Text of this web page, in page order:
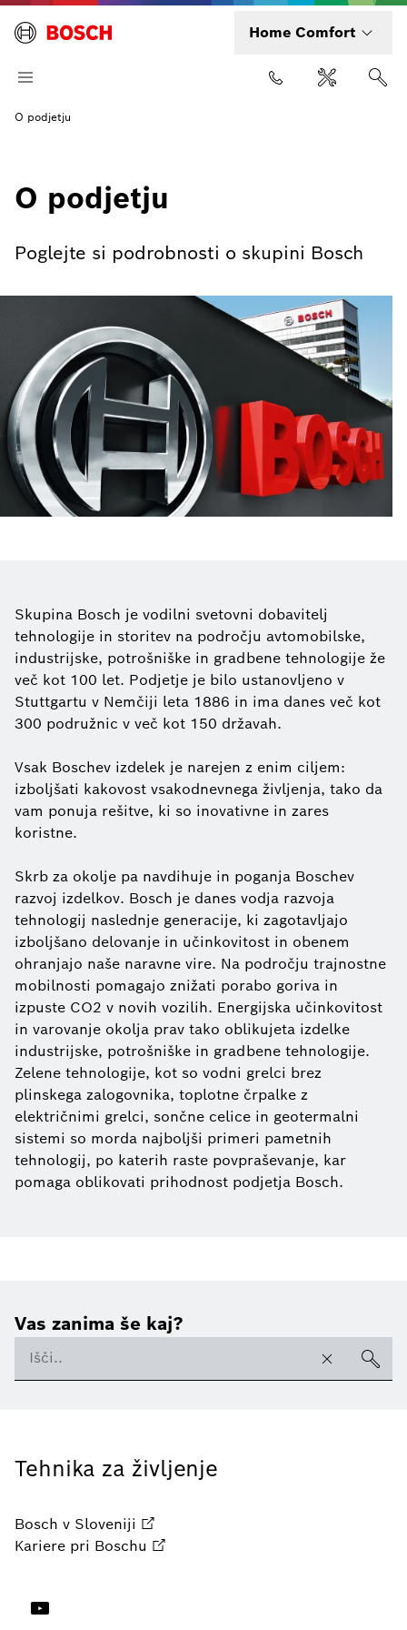
Home Comfort
O podjetju
O podjetju
Poglejte si podrobnosti o skupini Bosch
Skupina Bosch je vodilni svetovni dobavitelj
tehnologije in storitev na področju avtomobilske,
industrijske, potrošniške in gradbene tehnologije že
več kot 100 let. Podjetje je bilo ustanovljeno v
Stuttgartu v Nemčiji leta 1886 in ima danes več kot
300 podružnic v več kot 150 državah.
Vsak Boschev izdelek je narejen z enim ciljem:
izboljšati kakovost vsakodnevnega življenja, tako da
vam ponuja rešitve, ki so inovativne in zares
koristne.
Skrb za okolje pa navdihuje in poganja Boschev
razvoj izdelkov. Bosch je danes vodja razvoja
tehnologij naslednje generacije, ki zagotavljajo
izboljšano delovanje in učinkovitost in obenem
ohranjajo naše naravne vire. Na področju trajnostne
mobilnosti pomagajo znižati porabo goriva in
izpuste CO2 v novih vozilih. Energijska učinkovitost
in varovanje okolja prav tako oblikujeta izdelke
industrijske, potrošniške in gradbene tehnologije.
Zelene tehnologije, kot so vodni grelci brez
plinskega zalogovnika, toplotne črpalke z
električnimi grelci, sončne celice in geotermalni
sistemi so morda najboljši primeri pametnih
tehnologij, po katerih raste povpraševanje, kar
pomaga oblikovati prihodnost podjetja Bosch.
Vas zanima še kaj?
Tehnika za življenje
Bosch v Sloveniji
Kariere pri Boschu